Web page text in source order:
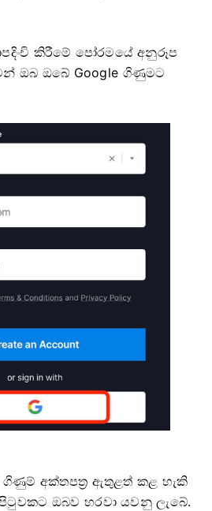
කිරීමේ පෝරමයේ අනුරූප
ඔබ ඔබේ Google ගිණුමට
ගිණුම් අක්තපත්‍ර ඇතුළත් කළ හැකි
ඔබව හරවා යවනු ලැබේ.